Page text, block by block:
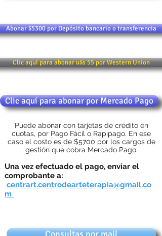
Abonar $5300 por Depósito bancario o transferencia
Clic aquí para abonar u$s 55 por Western Union
Clic aquí para abonar por Mercado Pago
Puede abonar con tarjetas de crédito en
cuotas, por Pago Fácil o Rapipago. En ese
caso el costo es de $5700 por los cargos de
gestión que cobra Mercado Pago.
Una vez efectuado el pago, enviar el
comprobante a:
centrart.centrodearteterapia@gmail.co
m